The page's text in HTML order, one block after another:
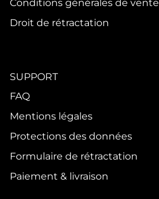
Conditions générales de vente
Droit de rétractation
SUPPORT
FAQ
Mentions légales
Protections des données
Formulaire de rétractation
Paiement & livraison